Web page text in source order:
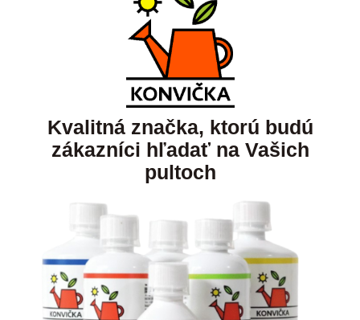
Kvalitná značka, ktorú budú
zákazníci hľadať na Vašich
pultoch